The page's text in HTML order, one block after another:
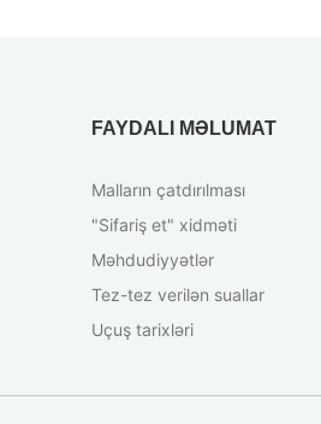
FAYDALI MƏLUMAT
Malların çatdırılması
"Sifariş et" xidməti
Məhdudiyyətlər
Tez-tez verilən suallar
Uçuş tarixləri